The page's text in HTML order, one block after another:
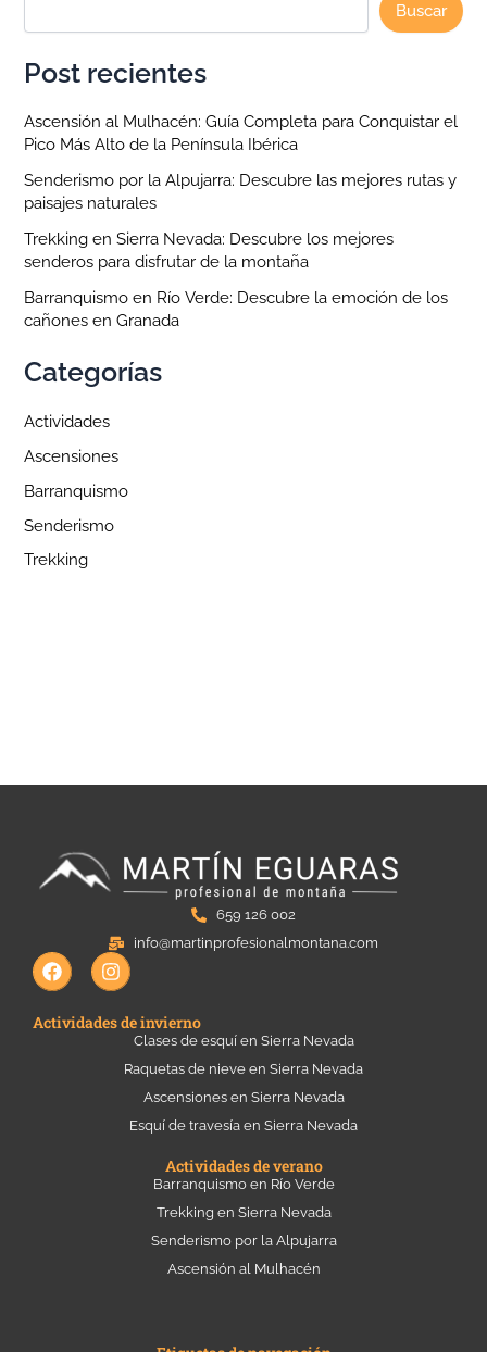
Buscar
Post recientes
Ascensión al Mulhacén: Guía Completa para Conquistar el
Pico Más Alto de la Península Ibérica
Senderismo por la Alpujarra: Descubre las mejores rutas y
paisajes naturales
Trekking en Sierra Nevada: Descubre los mejores
senderos para disfrutar de la montaña
Barranquismo en Río Verde: Descubre la emoción de los
cañones en Granada
Categorías
Actividades
Ascensiones
Barranquismo
Senderismo
Trekking
659 126 002
info@martinprofesionalmontana.com
F
a
e
I
n
t
Actividades de invierno
Clases de esquí en Sierra Nevada
Raquetas de nieve en Sierra Nevada
Ascensiones en Sierra Nevada
Esquí de travesía en Sierra Nevada
Actividades de verano
Barranquismo en Río Verde
Trekking en Sierra Nevada
Senderismo por la Alpujarra
Ascensión al Mulhacén